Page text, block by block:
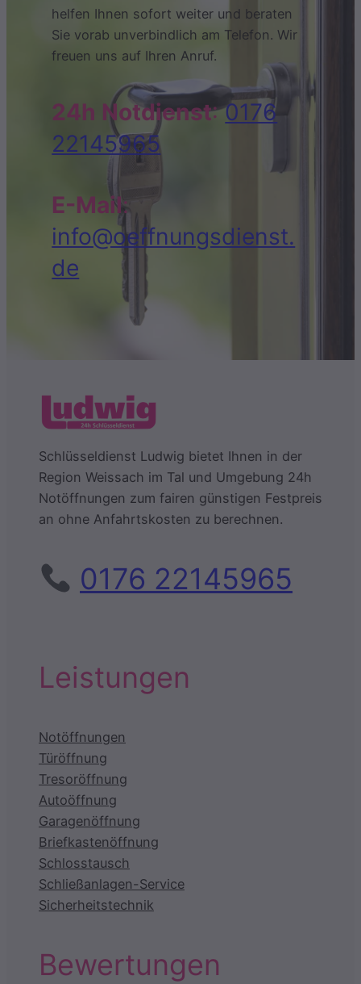
helfen Ihnen sofort weiter und beraten
Sie vorab unverbindlich am Telefon. Wir
freuen uns auf Ihren Anruf.
24h Notdienst:0176
22145965
E-Mail:
info@oeffnungsdienst.
de
Schlüsseldienst Ludwig bietet Ihnen in der
Region Weissach im Tal und Umgebung 24h
Notöffnungen zum fairen günstigen Festpreis
an ohne Anfahrtskosten zu berechnen.
0176 22145965
Leistungen
Notöffnungen
Türöffnung
Tresoröffnung
Autoöffnung
Garagenöffnung
Briefkastenöffnung
Schlosstausch
Schließanlagen-Service
Sicherheitstechnik
Bewertungen